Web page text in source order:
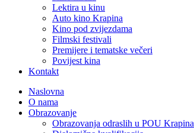
Lektira u kinu
Auto kino Krapina
Kino pod zvijezdama
Filmski festivali
Premijere i tematske večeri
Povijest kina
Kontakt
Naslovna
O nama
Obrazovanje
Obrazovanja odraslih u POU Krapina